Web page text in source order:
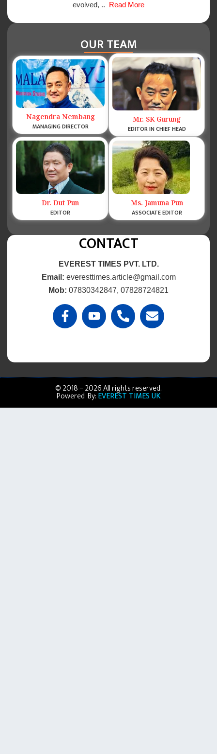
evolved, .. Read More
OUR TEAM
Nagendra Nembang
MANAGING DIRECTOR
Mr. SK Gurung
EDITOR IN CHIEF HEAD
Dr. Dut Pun
EDITOR
Ms. Jamuna Pun
ASSOCIATE EDITOR
CONTACT
EVEREST TIMES PVT. LTD.
Email: everesttimes.article@gmail.com
Mob: 07830342847, 07828724821
© 2018 – 2026 All rights reserved.
Powered By:EVEREST TIMES UK